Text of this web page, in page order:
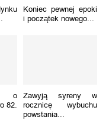
Koniec pewnej epoki
i początek nowego...
o
82.
Zawyją syreny w
rocznicę wybuchu
powstania...